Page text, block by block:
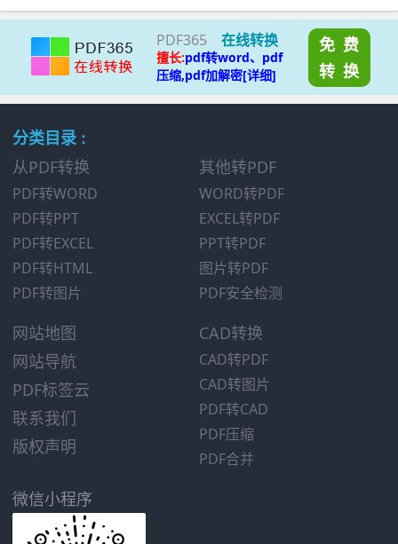
PDF365 在线转换
擅长:pdf转word、pdf
压缩,pdf加解密[详细]
免 费
转 换
分类目录 :
从PDF转换
PDF转WORD
PDF转PPT
PDF转EXCEL
PDF转HTML
PDF转图片
其他转PDF
WORD转PDF
EXCEL转PDF
PPT转PDF
图片转PDF
PDF安全检测
网站地图
网站导航
PDF标签云
联系我们
版权声明
CAD转换
CAD转PDF
CAD转图片
PDF转CAD
PDF压缩
PDF合并
微信小程序